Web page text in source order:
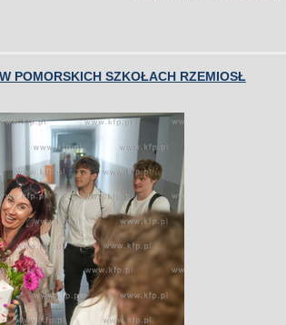
POMORSKICH SZKOŁACH RZEMIOSŁ